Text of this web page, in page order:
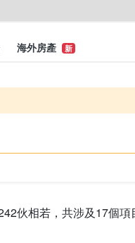
海外房產 新
伙相若，共涉及17個項